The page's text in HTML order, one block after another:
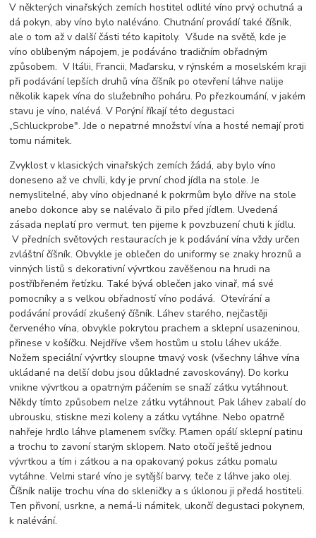
V některých vinařských zemích hostitel odlité víno prvý ochutná a
dá pokyn, aby víno bylo naléváno. Chutnání provádí také číšník,
ale o tom až v další části této kapitoly. Všude na světě, kde je
víno oblíbeným nápojem, je podáváno tradičním obřadným
způsobem. V Itálii, Francii, Maďarsku, v rýnském a moselském kraji
při podávání lepších druhů vína číšník po otevření láhve nalije
několik kapek vína do služebního poháru. Po přezkoumání, v jakém
stavu je víno, nalévá. V Porýní říkají této degustaci
„Schluckprobe". Jde o nepatrné množství vína a hosté nemají proti
tomu námitek.
Zvyklost v klasických vinařských zemích žádá, aby bylo víno
doneseno až ve chvíli, kdy je první chod jídla na stole. Je
nemyslitelné, aby víno objednané k pokrmům bylo dříve na stole
anebo dokonce aby se nalévalo či pilo před jídlem. Uvedená
zásada neplatí pro vermut, ten pijeme k povzbuzení chuti k jídlu.
V předních světových restauracích je k podávání vína vždy určen
zvláštní číšník. Obvykle je oblečen do uniformy se znaky hroznů a
vinných listů s dekorativní vývrtkou zavěšenou na hrudi na
postříbřeném řetízku. Také bývá oblečen jako vinař, má své
pomocníky a s velkou obřadností víno podává. Otevírání a
podávání provádí zkušený číšník. Láhev starého, nejčastěji
červeného vína, obvykle pokrytou prachem a sklepní usazeninou,
přinese v košíčku. Nejdříve všem hostům u stolu láhev ukáže.
Nožem speciální vývrtky sloupne tmavý vosk (všechny láhve vína
ukládané na delší dobu jsou důkladné zavoskovány). Do korku
vnikne vývrtkou a opatrným páčením se snaží zátku vytáhnout.
Někdy tímto způsobem nelze zátku vytáhnout. Pak láhev zabalí do
ubrousku, stiskne mezi koleny a zátku vytáhne. Nebo opatrně
nahřeje hrdlo láhve plamenem svíčky. Plamen opálí sklepní patinu
a trochu to zavoní starým sklopem. Nato otočí ještě jednou
vývrtkou a tím i zátkou a na opakovaný pokus zátku pomalu
vytáhne. Velmi staré víno je sytější barvy, teče z láhve jako olej.
Číšník nalije trochu vína do skleničky a s úklonou ji předá hostiteli.
Ten přivoní, usrkne, a nemá-li námitek, ukončí degustaci pokynem,
k nalévání.